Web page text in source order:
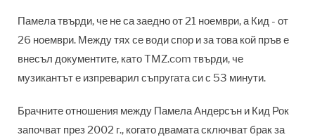
Памела твърди, че не са заедно от 21 ноември, а Кид - от
26 ноември. Между тях се води спор и за това кой пръв е
внесъл документите, като TMZ.com твърди, че
музикантът е изпреварил съпругата си с 53 минути.
Брачните отношения между Памела Андерсън и Кид Рок
започват през 2002 г., когато двамата сключват брак за